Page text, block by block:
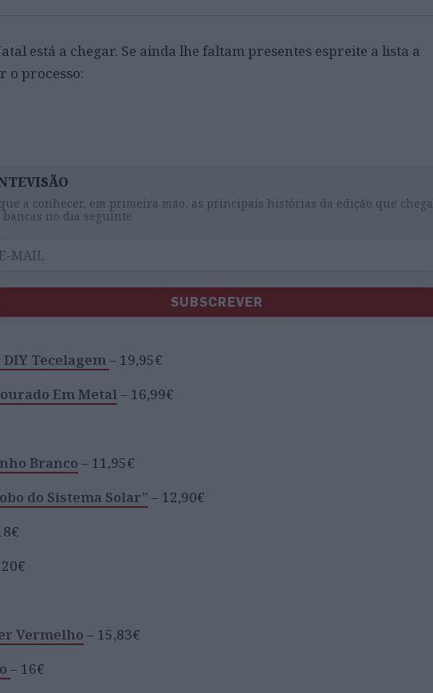
está a chegar. Se ainda lhe faltam presentes espreite a lista a
o processo:
a conhecer, em primeira mão, as principais histórias da edição que chega
bancas no dia seguinte
SUBSCREVER
Tecelagem– 19,95€
Em Metal– 16,99€
Branco – 11,95€
do Sistema Solar” – 12,90€
Vermelho – 15,83€
– 16€